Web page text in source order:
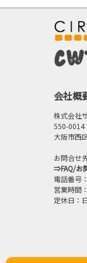
会社概
株式会社
550-0014
大阪市西
お問合せ
⇒FAQ/お
電話番号
営業時間
定休日：